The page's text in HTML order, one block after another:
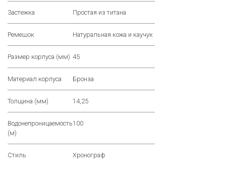
Застежка Простая из титана
Ремешок Натуральная кожа и каучук
Размер корпуса (мм) 45
Материал корпуса Бронза
Толщина (мм) 14,25
Водонепроницаемость
(м)
100
Стиль Хронограф